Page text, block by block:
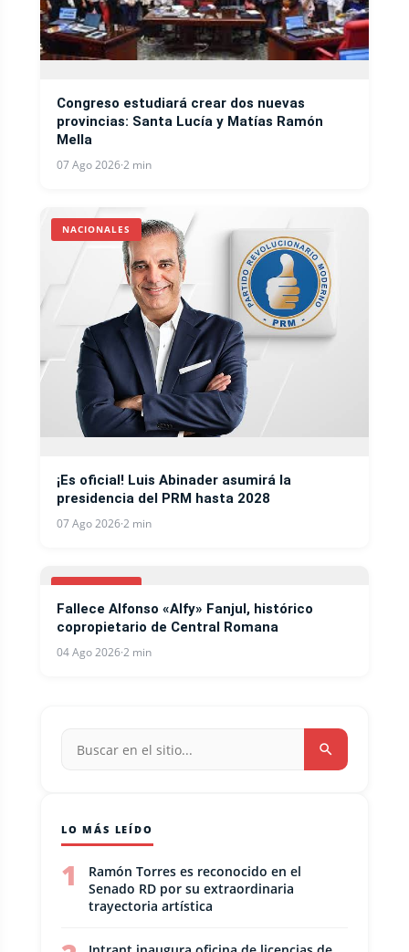
Congreso estudiará crear dos nuevas
provincias: Santa Lucía y Matías Ramón
Mella
07 Ago 2026·2 min
NACIONALES
¡Es oficial! Luis Abinader asumirá la
presidencia del PRM hasta 2028
07 Ago 2026·2 min
NACIONALES
Fallece Alfonso «Alfy» Fanjul, histórico
copropietario de Central Romana
04 Ago 2026·2 min
LO MÁS LEÍDO
1
Ramón Torres es reconocido en el
Senado RD por su extraordinaria
trayectoria artística